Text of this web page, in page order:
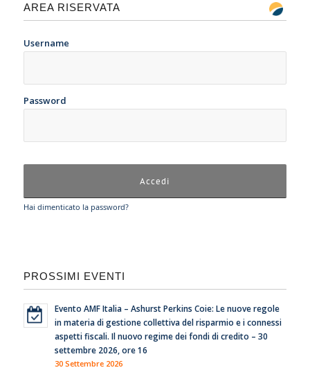
AREA RISERVATA
Username
Password
Hai dimenticato la password?
PROSSIMI EVENTI
Evento AMF Italia – Ashurst Perkins Coie: Le nuove regole
in materia di gestione collettiva del risparmio e i connessi
aspetti fiscali. Il nuovo regime dei fondi di credito – 30
settembre 2026, ore 16
30 Settembre 2026